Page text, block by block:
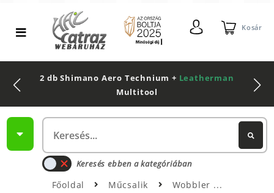
Kosár
2 db Shimano Aero Technium + Leatherman
Multitool
Keresés ebben a kategóriában
Főoldal Műcsalik
Wobbler